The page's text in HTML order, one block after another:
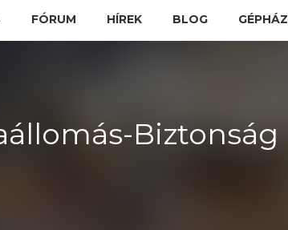
FÓRUM HÍREK BLOG GÉPHÁZ
Biztonság